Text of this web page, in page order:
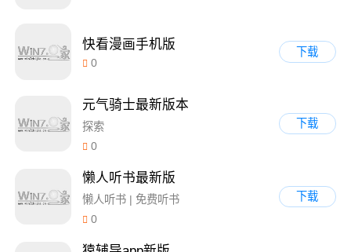
快看漫画手机版
0
下载
元气骑士最新版本
探索
0
下载
懒人听书最新版
懒人听书 | 免费听书
0
下载